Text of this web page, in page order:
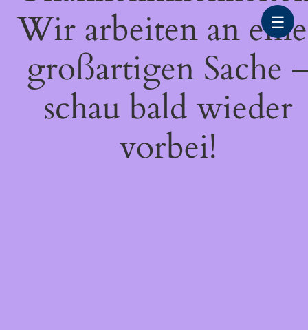
Wir arbeiten an
großartigen Sache
schau bald wieder
vorbei!
☰